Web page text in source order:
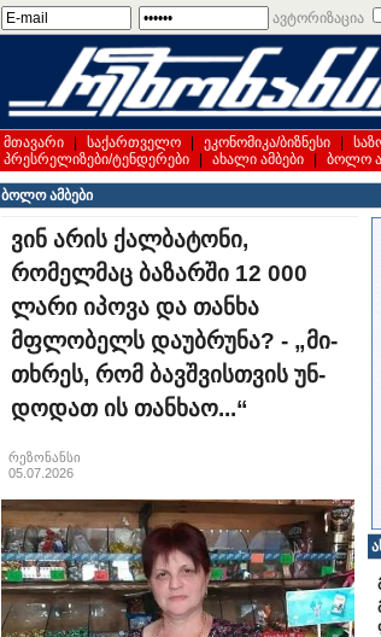
ავტორიზაცია
მთავარი საქართველო ეკონომიკა/ბიზნესი
პრესრელიზები/ტენდერები
ახალი ამბები ბოლო
ბოლო ამბები
ვინ არის ქალბატონი,
რომელმაც ბაზარში 12 000
ლარი იპოვა და თანხა
მფლობელს დაუბრუნა? - „მი­
თხრეს, რომ ბავ­შვის­თვის უნ­
დო­დათ ის თან­ხაო...“
რეზონანსი
05.07.2026